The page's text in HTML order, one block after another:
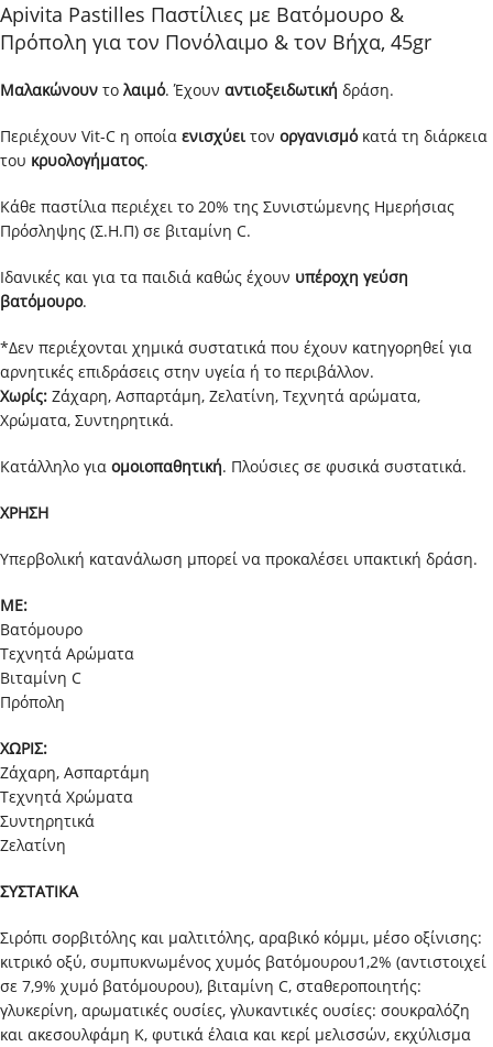
Apivita Pastilles Παστίλιες με Βατόμουρο &
Πρόπολη για τον Πονόλαιμο & τον Βήχα, 45gr
Μαλακώνουν το λαιμό. Έχουν αντιοξειδωτική δράση.
Περιέχουν Vit-C η οποία ενισχύει τον οργανισμό κατά τη διάρκεια
του κρυολογήματος.
Κάθε παστίλια περιέχει το 20% της Συνιστώμενης Ημερήσιας
Πρόσληψης (Σ.Η.Π) σε βιταμίνη C.
Ιδανικές και για τα παιδιά καθώς έχουν υπέροχη γεύση
βατόμουρο.
*Δεν περιέχονται χημικά συστατικά που έχουν κατηγορηθεί για
αρνητικές επιδράσεις στην υγεία ή το περιβάλλον.
Χωρίς: Ζάχαρη, Ασπαρτάμη, Ζελατίνη, Τεχνητά αρώματα,
Χρώματα, Συντηρητικά.
Κατάλληλο για ομοιοπαθητική. Πλούσιες σε φυσικά συστατικά.
ΧΡΗΣΗ
Υπερβολική κατανάλωση μπορεί να προκαλέσει υπακτική δράση.
ΜΕ:
Βατόμουρο
Τεχνητά Αρώματα
Βιταμίνη C
Πρόπολη
ΧΩΡΙΣ:
Ζάχαρη, Ασπαρτάμη
Τεχνητά Χρώματα
Συντηρητικά
Ζελατίνη
ΣΥΣΤΑΤΙΚΑ
Σιρόπι σορβιτόλης και μαλτιτόλης, αραβικό κόμμι, μέσο οξίνισης:
κιτρικό οξύ, συμπυκνωμένος χυμός βατόμουρου1,2% (αντιστοιχεί
σε 7,9% χυμό βατόμουρου), βιταμίνη C, σταθεροποιητής:
γλυκερίνη, αρωματικές ουσίες, γλυκαντικές ουσίες: σουκραλόζη
και ακεσουλφάμη Κ, φυτικά έλαια και κερί μελισσών, εκχύλισμα